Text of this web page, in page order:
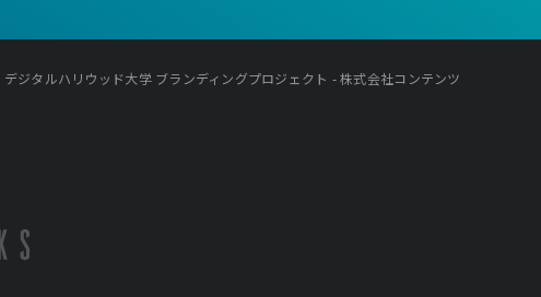
デジタルハリウッド大学 ブランディングプロジェクト - 株式会社コンテンツ